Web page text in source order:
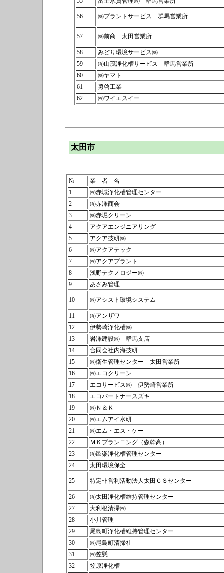
56 ㈱プラントサービス 群馬営業所
57 ㈱前商 太田営業所
58
みどり環境サービス㈱
59
㈲山茂浄化槽サービス 群馬営業所
60
㈱ヤマト
61
勇啓工業
62
㈲ワイエスイー
太田市
№
業 者 名
1
㈲赤城浄化槽管理センター
2
㈲赤澤商会
3
㈱赤堀クリーン
4
アクアエンジニアリング
5
アクア技研㈱
6
㈱アクアテック
7
㈲アクアプラント
8
浅野テクノロジー㈱
9
あざみ管理
10 ㈱アシスト環境システム
11
㈲アンザワ
12
伊勢崎浄化槽㈱
13
岩澤建設㈱ 群馬支店
14
合同会社内海技研
15
㈱衛生管理センター 太田営業所
16
㈲エコクリーン
17
エコサービス㈱ 伊勢崎営業所
18
エコパートナースズキ
19
㈱Ｎ＆Ｋ
20
㈲エムアイ水研
21
㈱エム・エス・ケー
22
ＭＫプランニング（森幹高）
23
㈲邑楽浄化槽管理センター
24
太田環境保全
25 特定非営利活動法人太田ＣＳセンター
26
㈲太田浄化槽維持管理センター
27
大利根清掃㈲
28
小川管理
29
尾島町浄化槽維持管理センター
30
㈱尾島町清掃社
31
㈲笠懸
32
笠原浄化槽